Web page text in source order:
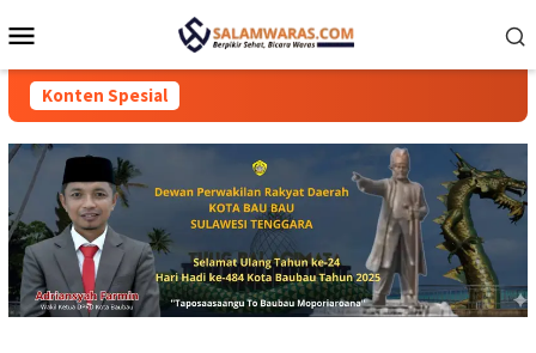
ke
Mobile
Konten Spesial